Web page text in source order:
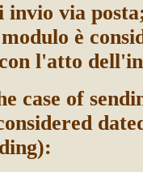
via
è
l'atto
case of